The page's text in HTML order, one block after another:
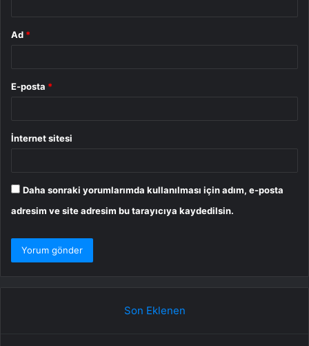
Ad *
E-posta *
İnternet sitesi
Daha sonraki yorumlarımda kullanılması için adım, e-posta
adresim ve site adresim bu tarayıcıya kaydedilsin.
Son Eklenen